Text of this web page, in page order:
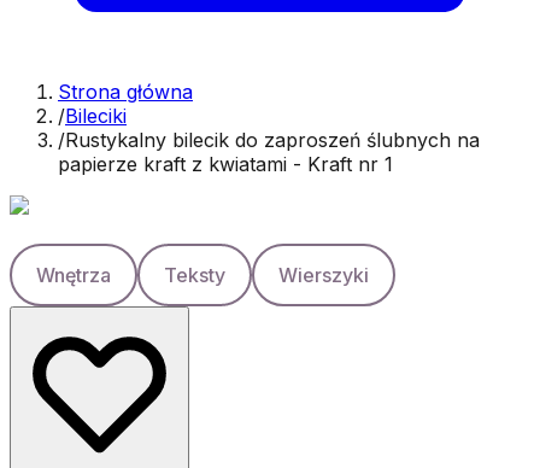
Strona główna
/Bileciki
/Rustykalny bilecik do zaproszeń ślubnych na
papierze kraft z kwiatami - Kraft nr 1
Wnętrza Teksty Wierszyki